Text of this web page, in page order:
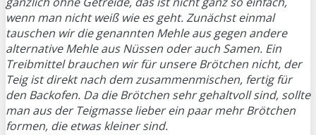
wenn man nicht weiß wie es geht. Zunächst einmal
tauschen wir die genannten Mehle aus gegen andere
alternative Mehle aus Nüssen oder auch Samen. Ein
Treibmittel brauchen wir für unsere Brötchen nicht, der
Teig ist direkt nach dem zusammenmischen, fertig für
den Backofen. Da die Brötchen sehr gehaltvoll sind, sollte
man aus der Teigmasse lieber ein paar mehr Brötchen
formen, die etwas kleiner sind.